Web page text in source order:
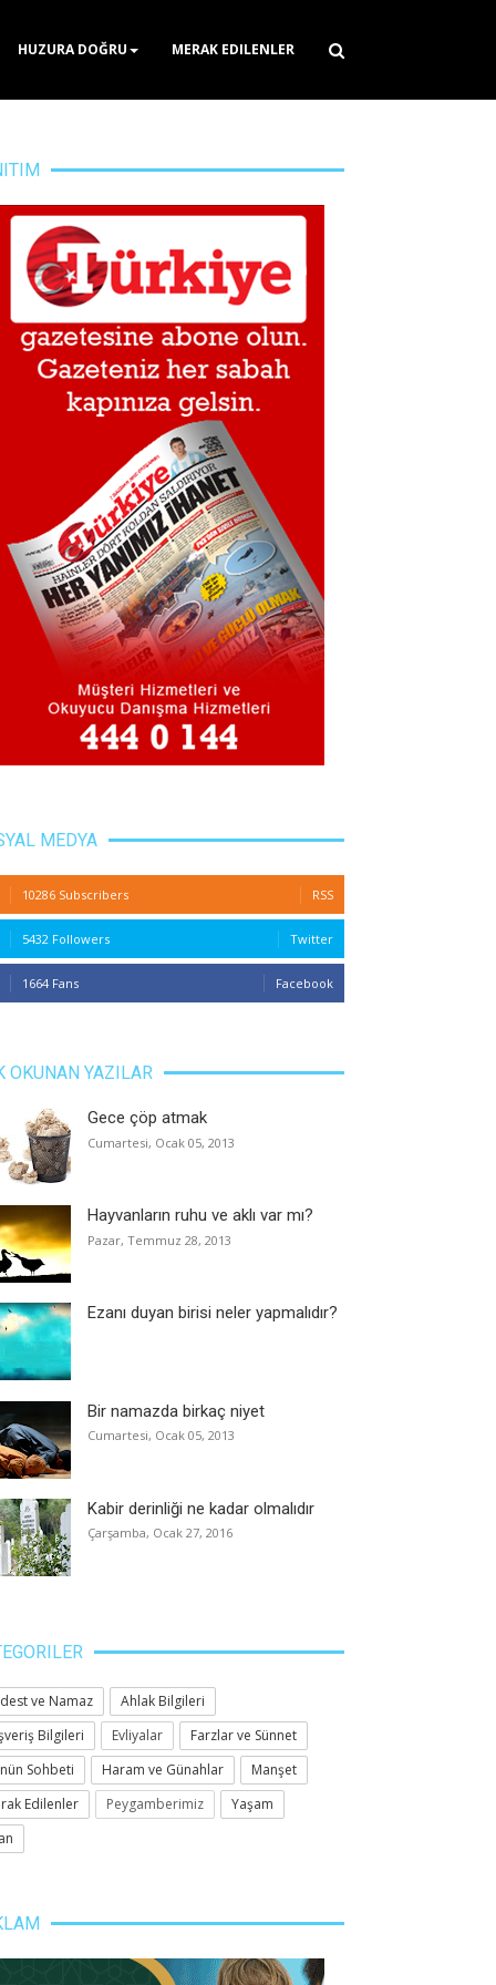
HUZURA DOĞRU MERAK EDILENLER
MEDYA
10286 Subscribers RSS
5432 Followers Twitter
1664 Fans Facebook
OKUNAN YAZILAR
Gece çöp atmak
Cumartesi, Ocak 05, 2013
Hayvanların ruhu ve aklı var mı?
Pazar, Temmuz 28, 2013
Ezanı duyan birisi neler yapmalıdır?
Bir namazda birkaç niyet
Cumartesi, Ocak 05, 2013
Kabir derinliği ne kadar olmalıdır
Çarşamba, Ocak 27, 2016
ve Namaz
Ahlak Bilgileri
Bilgileri
Evliyalar
Farzlar ve Sünnet
Sohbeti
Haram ve Günahlar
Manşet
Edilenler
Peygamberimiz
Yaşam